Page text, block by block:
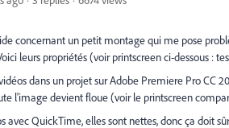
concernant un petit montage qui me pose
leurs propriétés (voir printscreen ci-dessous :
dans un projet sur Adobe Premiere Pro CC
l'image devient floue (voir le printscreen
avec QuickTime, elles sont nettes, donc ça doit